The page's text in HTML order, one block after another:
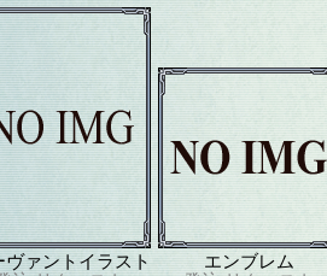
ヴァントイラスト
エンブレム